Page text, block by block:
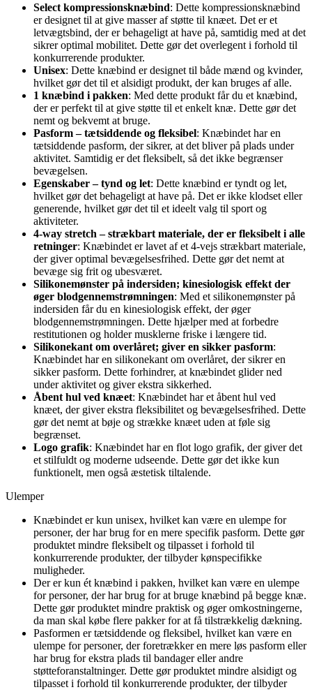
Select kompressionsknæbind: Dette kompressionsknæbind
er designet til at give masser af støtte til knæet. Det er et
letvægtsbind, der er behageligt at have på, samtidig med at det
sikrer optimal mobilitet. Dette gør det overlegent i forhold til
konkurrerende produkter.
Unisex: Dette knæbind er designet til både mænd og kvinder,
hvilket gør det til et alsidigt produkt, der kan bruges af alle.
1 knæbind i pakken: Med dette produkt får du et knæbind,
der er perfekt til at give støtte til et enkelt knæ. Dette gør det
nemt og bekvemt at bruge.
Pasform – tætsiddende og fleksibel: Knæbindet har en
tætsiddende pasform, der sikrer, at det bliver på plads under
aktivitet. Samtidig er det fleksibelt, så det ikke begrænser
bevægelsen.
Egenskaber – tynd og let: Dette knæbind er tyndt og let,
hvilket gør det behageligt at have på. Det er ikke klodset eller
generende, hvilket gør det til et ideelt valg til sport og
aktiviteter.
4-way stretch – strækbart materiale, der er fleksibelt i alle
retninger: Knæbindet er lavet af et 4-vejs strækbart materiale,
der giver optimal bevægelsesfrihed. Dette gør det nemt at
bevæge sig frit og ubesværet.
Silikonemønster på indersiden; kinesiologisk effekt der
øger blodgennemstrømningen: Med et silikonemønster på
indersiden får du en kinesiologisk effekt, der øger
blodgennemstrømningen. Dette hjælper med at forbedre
restitutionen og holder musklerne friske i længere tid.
Silikonekant om overlåret; giver en sikker pasform:
Knæbindet har en silikonekant om overlåret, der sikrer en
sikker pasform. Dette forhindrer, at knæbindet glider ned
under aktivitet og giver ekstra sikkerhed.
Åbent hul ved knæet: Knæbindet har et åbent hul ved
knæet, der giver ekstra fleksibilitet og bevægelsesfrihed. Dette
gør det nemt at bøje og strække knæet uden at føle sig
begrænset.
Logo grafik: Knæbindet har en flot logo grafik, der giver det
et stilfuldt og moderne udseende. Dette gør det ikke kun
funktionelt, men også æstetisk tiltalende.
Ulemper
Knæbindet er kun unisex, hvilket kan være en ulempe for
personer, der har brug for en mere specifik pasform. Dette gør
produktet mindre fleksibelt og tilpasset i forhold til
konkurrerende produkter, der tilbyder kønspecifikke
muligheder.
Der er kun ét knæbind i pakken, hvilket kan være en ulempe
for personer, der har brug for at bruge knæbind på begge knæ.
Dette gør produktet mindre praktisk og øger omkostningerne,
da man skal købe flere pakker for at få tilstrækkelig dækning.
Pasformen er tætsiddende og fleksibel, hvilket kan være en
ulempe for personer, der foretrækker en mere løs pasform eller
har brug for ekstra plads til bandager eller andre
støtteforanstaltninger. Dette gør produktet mindre alsidigt og
tilpasset i forhold til konkurrerende produkter, der tilbyder